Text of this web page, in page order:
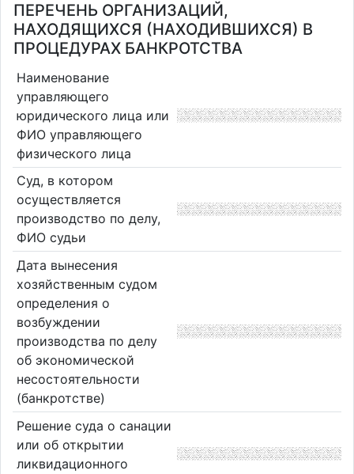
ПЕРЕЧЕНЬ ОРГАНИЗАЦИЙ,
НАХОДЯЩИХСЯ (НАХОДИВШИХСЯ) В
ПРОЦЕДУРАХ БАНКРОТСТВА
Наименование
управляющего
юридического лица или
ФИО управляющего
физического лица
Суд, в котором
осуществляется
производство по делу,
ФИО судьи
Дата вынесения
хозяйственным судом
определения о
возбуждении
производства по делу
об экономической
несостоятельности
(банкротстве)
Решение суда о санации
или об открытии
ликвидационного